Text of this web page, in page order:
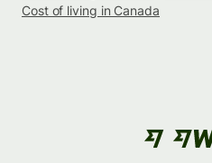
Cost of living in Canada